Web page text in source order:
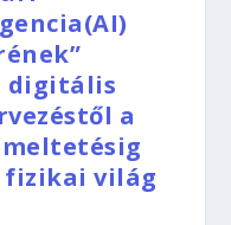
digitális
a
világ